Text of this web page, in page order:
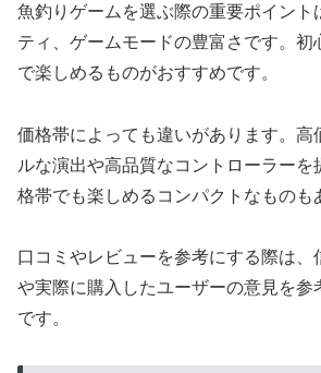
魚釣りゲームを選ぶ際の重要ポイント
ティ、ゲームモードの豊富さです。初
で楽しめるものがおすすめです。
価格帯によっても違いがあります。高
ルな演出や高品質なコントローラーを
格帯でも楽しめるコンパクトなものも
口コミやレビューを参考にする際は、
や実際に購入したユーザーの意見を参
です。